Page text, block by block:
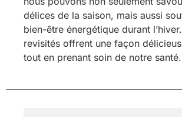
délices de la saison, mais aussi
bien-être énergétique durant
revisités offrent une façon
tout en prenant soin de notre santé.